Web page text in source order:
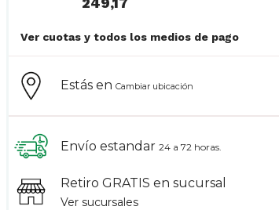
Estás enCambiar ubicación
Envío estandar 24 a 72 horas.
Retiro GRATIS en sucursal
Ver sucursales
Ver cuotas y todos los medios de pago